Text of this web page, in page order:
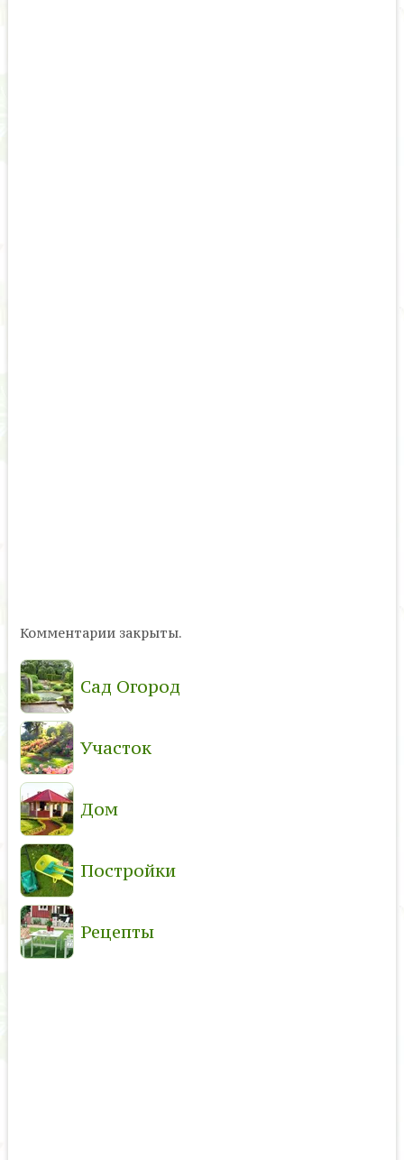
Комментарии закрыты.
Сад Огород
Участок
Дом
Постройки
Рецепты